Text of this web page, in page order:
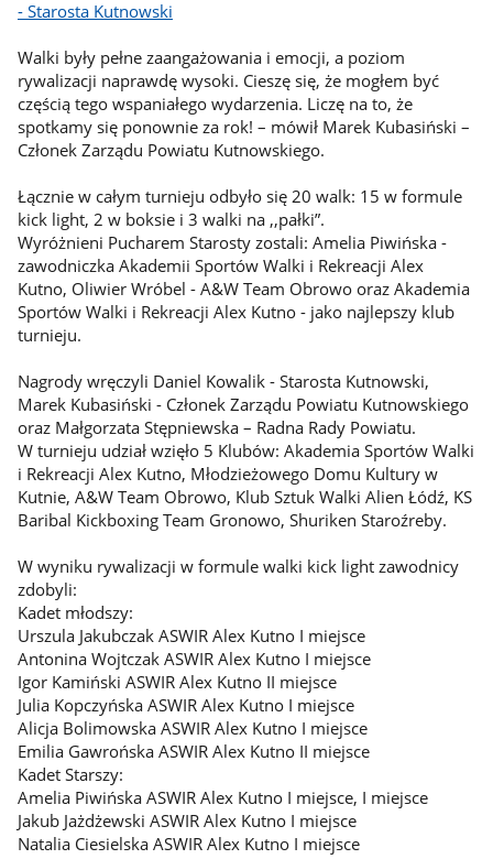
- Starosta Kutnowski
Walki były pełne zaangażowania i emocji, a poziom
rywalizacji naprawdę wysoki. Cieszę się, że mogłem być
częścią tego wspaniałego wydarzenia. Liczę na to, że
spotkamy się ponownie za rok! – mówił Marek Kubasiński –
Członek Zarządu Powiatu Kutnowskiego.
Łącznie w całym turnieju odbyło się 20 walk: 15 w formule
kick light, 2 w boksie i 3 walki na ,,pałki”.
Wyróżnieni Pucharem Starosty zostali: Amelia Piwińska -
zawodniczka Akademii Sportów Walki i Rekreacji Alex
Kutno, Oliwier Wróbel - A&W Team Obrowo oraz Akademia
Sportów Walki i Rekreacji Alex Kutno - jako najlepszy klub
turnieju.
Nagrody wręczyli Daniel Kowalik - Starosta Kutnowski,
Marek Kubasiński - Członek Zarządu Powiatu Kutnowskiego
oraz Małgorzata Stępniewska – Radna Rady Powiatu.
W turnieju udział wzięło 5 Klubów: Akademia Sportów Walki
i Rekreacji Alex Kutno, Młodzieżowego Domu Kultury w
Kutnie, A&W Team Obrowo, Klub Sztuk Walki Alien Łódź, KS
Baribal Kickboxing Team Gronowo, Shuriken Staroźreby.
W wyniku rywalizacji w formule walki kick light zawodnicy
zdobyli:
Kadet młodszy:
Urszula Jakubczak ASWIR Alex Kutno I miejsce
Antonina Wojtczak ASWIR Alex Kutno I miejsce
Igor Kamiński ASWIR Alex Kutno II miejsce
Julia Kopczyńska ASWIR Alex Kutno I miejsce
Alicja Bolimowska ASWIR Alex Kutno I miejsce
Emilia Gawrońska ASWIR Alex Kutno II miejsce
Kadet Starszy:
Amelia Piwińska ASWIR Alex Kutno I miejsce, I miejsce
Jakub Jażdżewski ASWIR Alex Kutno I miejsce
Natalia Ciesielska ASWIR Alex Kutno I miejsce